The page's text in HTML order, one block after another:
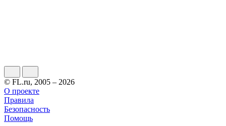
© FL.ru, 2005 – 2026
О проекте
Правила
Безопасность
Помощь